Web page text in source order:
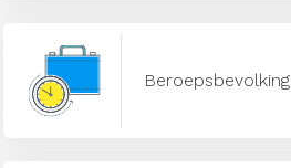
Beroepsbevolking